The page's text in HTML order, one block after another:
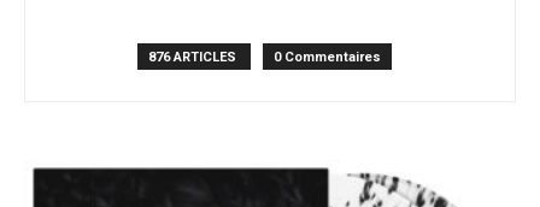
876 ARTICLES 0 Commentaires